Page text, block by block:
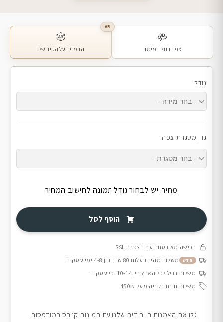
צפה בתלת מימד
AR
הדמייה על הקיר שלי
גודל
גוון מסגרת צפה
מחיר: יש לבחור גודל תמונה לחישוב המחיר
הוסף לסל
רכישה מאובטחת עם הצפנת SSL
חדש
משלוח מהיר בעלות 80 ש״ח בין 4-8 ימי עסקים
משלוח רגיל לכל הארץ בין 10-14 ימי עסקים
משלוח חינם בקניה מעל 450₪
גלו את האמנות הייחודית שלנו עם תמונות קנבס המודפסות